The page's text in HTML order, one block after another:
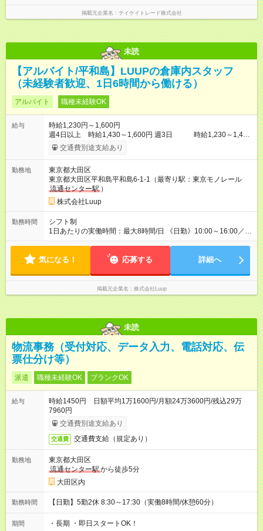
掲載元企業名 テイケイトレード株式会社
未読
【アルバイト/平和島】LUUPの倉庫内スタッフ
（未経験者歓迎、1日6時間から働ける）
アルバイト 職種未経験OK
給与
時給1,230円～1,600円
週4日以上 時給1,430～1,600円 週3日 時給1,230～1,400
円 ※22:00～5:00は、25％アップ ※土日祝日は時給100円アッ
プ！ 【試用期間】試用期間あり 試用期間の長さ：1ヶ月 雇用形
交通費別途支給あり
勤務地
東京都大田区
東京都大田区平和島平和島6-1-1（最寄り駅：東京モノレール
流通センター駅 ）
株式会社Luup
勤務時間
シフト制
1日あたりの実働時間：最大8時間/日 《日勤》10:00～16:00／
10:00～19:00／14:00～23:00（休憩1時間） 《夜勤》20:00～翌
勤務も可能 ※日勤/夜勤いずれか選択・時間/曜日は相談可
気になる！ 応募する 詳細へ
掲載元企業名 株式会社Luup
未読
物流事務（受付対応、データ入力、電話対応、伝
票仕分け等）
派遣 職種未経験OK ブランクOK
給与
時給1450円 日額平均1万1600円/月額24万3600円/残込29万
7960円
交通費別途支給あり
交通費 交通費支給（規定あり）
勤務地
東京都大田区
流通センター駅から徒歩5分
大田区内
勤務時間 【日勤】5勤2休 8:30～17:30（実働8時間/休憩60分）
期間 ・長期 ・即日スタートOK！